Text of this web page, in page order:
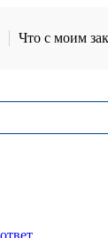
Что с моим